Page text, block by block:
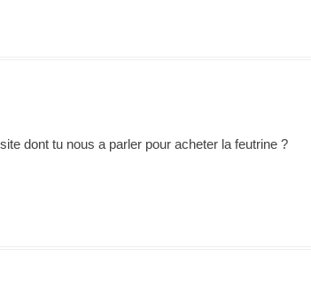
dont tu nous a parler pour acheter la feutrine ?